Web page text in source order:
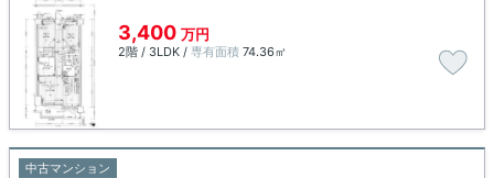
3,400 万円
2階 / 3LDK / 専有面積 74.36㎡
中古マンション